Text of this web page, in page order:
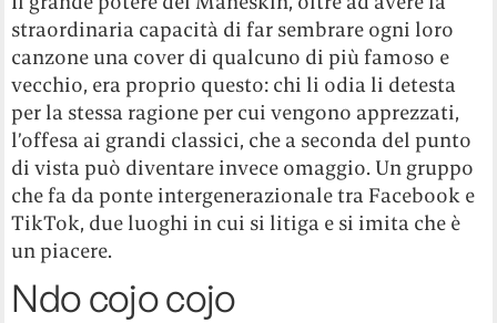
straordinaria capacità di far sembrare ogni loro
canzone una cover di qualcuno di più famoso e
vecchio, era proprio questo: chi li odia li detesta
per la stessa ragione per cui vengono apprezzati,
l’offesa ai grandi classici, che a seconda del punto
di vista può diventare invece omaggio. Un gruppo
che fa da ponte intergenerazionale tra Facebook e
TikTok, due luoghi in cui si litiga e si imita che è
un piacere.
Ndo cojo cojo